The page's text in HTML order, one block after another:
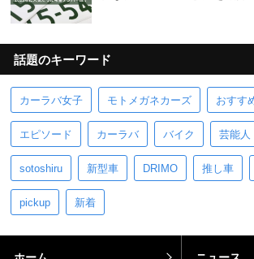
話題のキーワード
カーラバ女子 モトメガネカーズ おすす
エピソード カーラバ バイク 芸能人
sotoshiru 新型車 DRIMO 推し車
pickup 新着